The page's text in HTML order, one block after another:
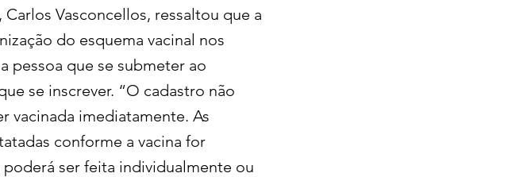
Vasconcellos, ressaltou que a
do esquema vacinal nos
pessoa que se submeter ao
se inscrever. “O cadastro não
vacinada imediatamente. As
conforme a vacina for
ser feita individualmente ou